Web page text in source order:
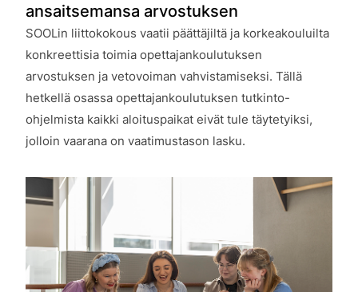
ansaitsemansa arvostuksen
SOOLin liittokokous vaatii päättäjiltä ja korkeakouluilta
konkreettisia toimia opettajankoulutuksen
arvostuksen ja vetovoiman vahvistamiseksi. Tällä
hetkellä osassa opettajankoulutuksen tutkinto-
ohjelmista kaikki aloituspaikat eivät tule täytetyiksi,
jolloin vaarana on vaatimustason lasku.